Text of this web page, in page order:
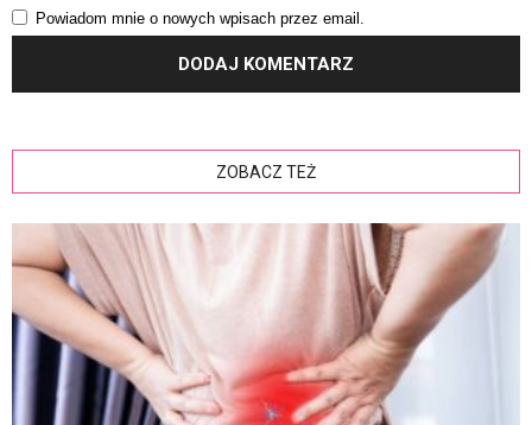
Powiadom mnie o nowych wpisach przez email.
ZOBACZ TEŻ